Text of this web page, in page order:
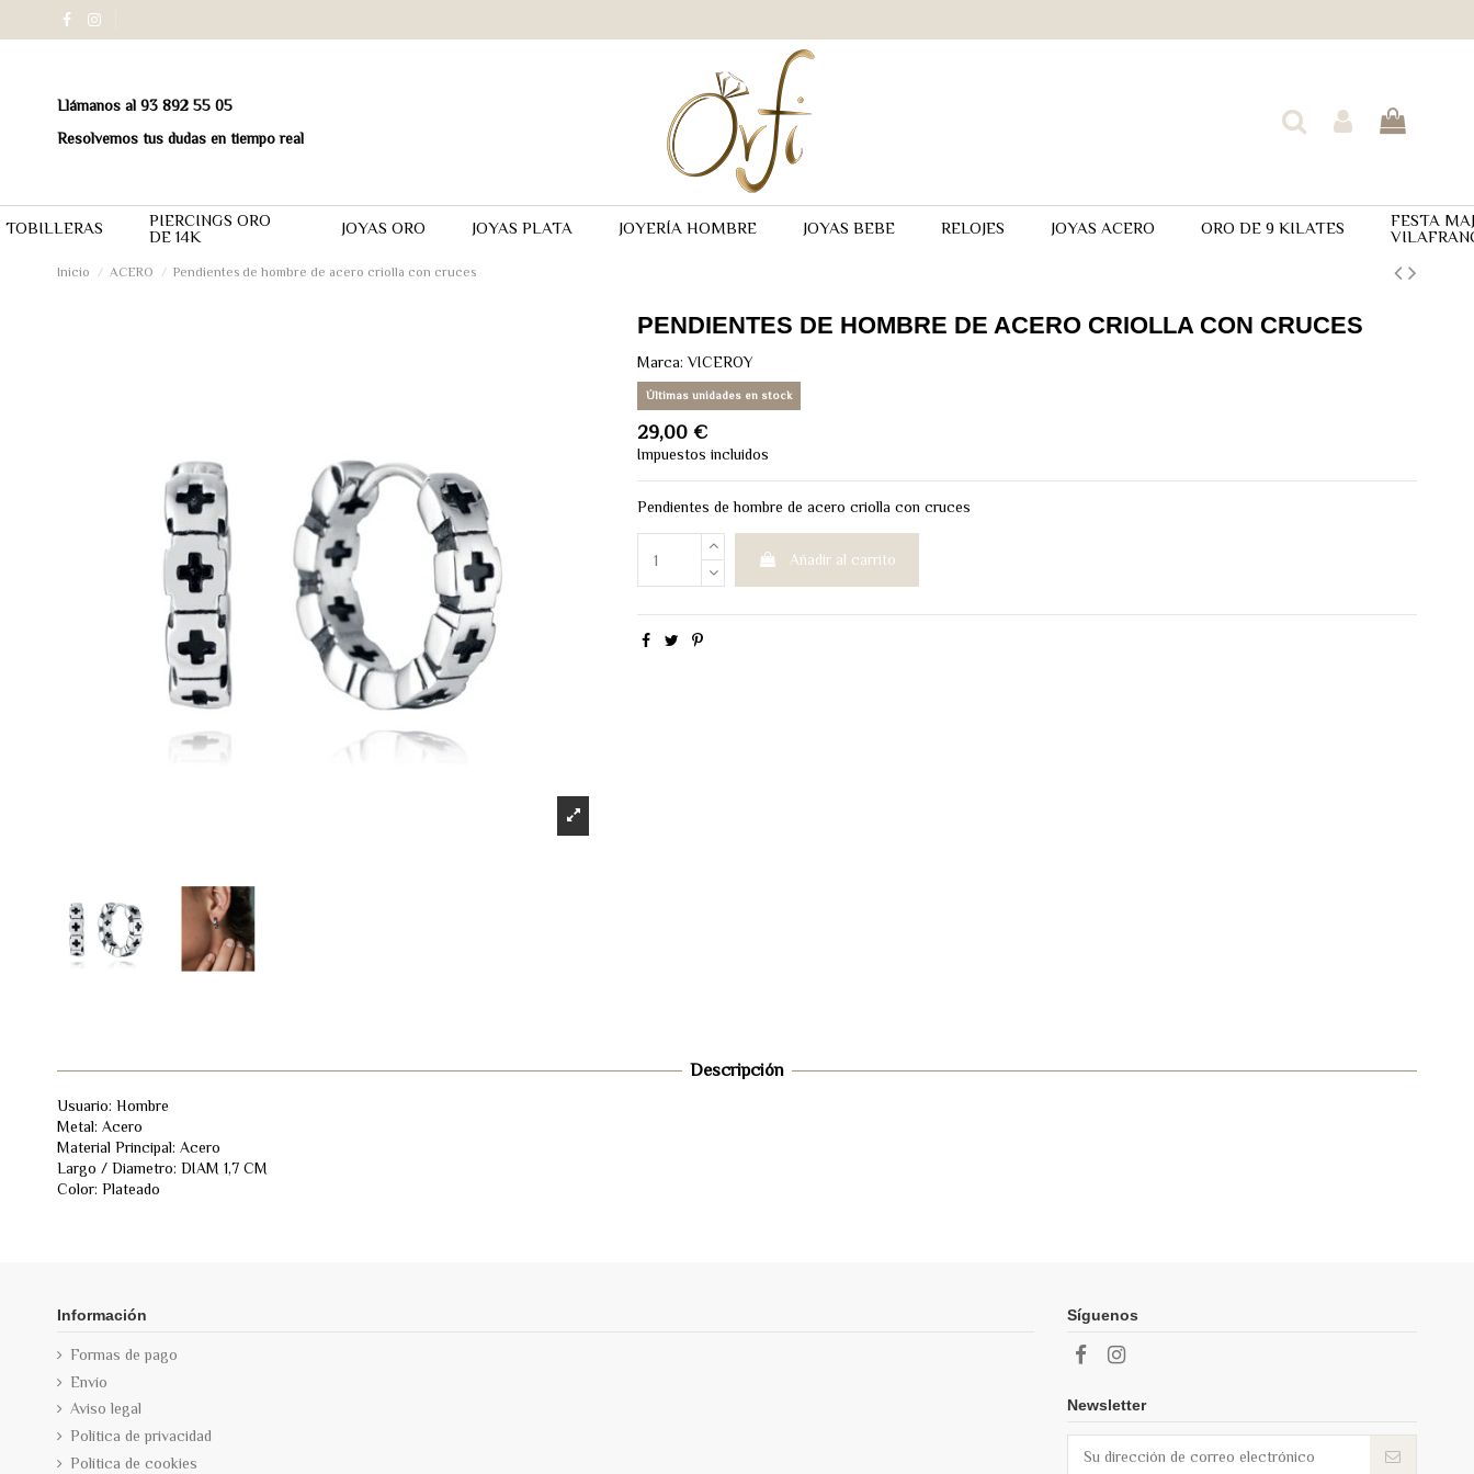
Llámanos al 93 892 55 05
Resolvemos tus dudas en tiempo real
TOBILLERAS
PIERCINGS ORO
DE 14K
JOYAS ORO JOYAS PLATA JOYERÍA HOMBRE JOYAS BEBE RELOJES JOYAS ACERO ORO DE 9 KILATES
FESTA
Inicio ACERO Pendientes de hombre de acero criolla con cruces
PENDIENTES DE HOMBRE DE ACERO CRIOLLA CON CRUCES
Marca: VICEROY
Últimas unidades en stock
29,00 €
Impuestos incluidos
Pendientes de hombre de acero criolla con cruces
Añadir al carrito
Descripción
Usuario: Hombre
Metal: Acero
Material Principal: Acero
Largo / Diametro: DIAM 1,7 CM
Color: Plateado
Información
Formas de pago
Envío
Aviso legal
Política de privacidad
Política de cookies
Síguenos
Newsletter